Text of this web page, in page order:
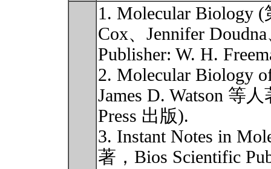
1. Molecular Biology
Cox、Jennifer
Publisher: W. H.
2. Molecular Biology
James D. Watson 等
Press 出版).
3. Instant Notes in
著，Bios Scientific